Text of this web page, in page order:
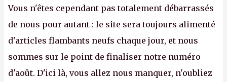
Vous n'êtes cependant pas totalement débarrassés
de nous pour autant : le site sera toujours alimenté
d'articles flambants neufs chaque jour, et nous
sommes sur le point de finaliser notre numéro
d'août. D'ici là, vous allez nous manquer, n'oubliez